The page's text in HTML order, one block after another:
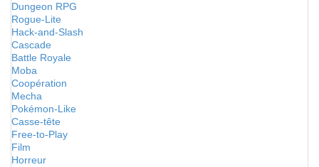
Dungeon RPG
Rogue-Lite
Hack-and-Slash
Cascade
Battle Royale
Moba
Coopération
Mecha
Pokémon-Like
Casse-tête
Free-to-Play
Film
Horreur